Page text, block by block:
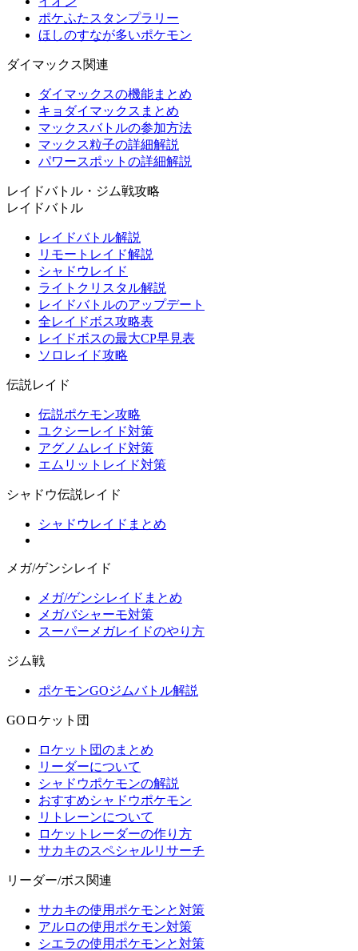
ポケふたスタンプラリー
ほしのすなが多いポケモン
ダイマックス関連
ダイマックスの機能まとめ
キョダイマックスまとめ
マックスバトルの参加方法
マックス粒子の詳細解説
パワースポットの詳細解説
レイドバトル・ジム戦攻略
レイドバトル
レイドバトル解説
リモートレイド解説
シャドウレイド
ライトクリスタル解説
レイドバトルのアップデート
全レイドボス攻略表
レイドボスの最大CP早見表
ソロレイド攻略
伝説レイド
伝説ポケモン攻略
ユクシーレイド対策
アグノムレイド対策
エムリットレイド対策
シャドウ伝説レイド
シャドウレイドまとめ
メガ/ゲンシレイド
メガ/ゲンシレイドまとめ
メガバシャーモ対策
スーパーメガレイドのやり方
ジム戦
ポケモンGOジムバトル解説
GOロケット団
ロケット団のまとめ
リーダーについて
シャドウポケモンの解説
おすすめシャドウポケモン
リトレーンについて
ロケットレーダーの作り方
サカキのスペシャルリサーチ
リーダー/ボス関連
サカキの使用ポケモンと対策
アルロの使用ポケモン対策
シエラの使用ポケモンと対策